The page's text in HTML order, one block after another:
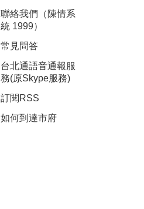
聯絡我們（陳情系
統 1999）
常見問答
台北通語音通報服
務(原Skype服務)
訂閱RSS
如何到達市府